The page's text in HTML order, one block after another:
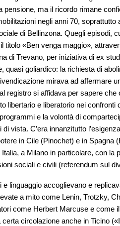
pensione, ma il ricordo rimane
negli anni 70,
di Bellinzona. Quegli episodi,
titolo «Ben venga maggio»,
di Trevano, per iniziativa di ex
quasi goliardico: la richiesta di
mirava ad affermare
registro si affidava per sapere
libertario e liberatorio nei
e la volontà di
di vista. C’era innanzitutto
in Cile (Pinochet) e in
a Milano in particolare, con la
sociali e civili (referendum sul
e linguaggio accoglievano e
a mito come Lenin, Trotzky,
come Herbert Marcuse e come
certa circolazione anche in Ticino